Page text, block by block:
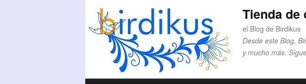
Tienda de
el Blog de Birdikus
Desde este Blog,
y mucho más.